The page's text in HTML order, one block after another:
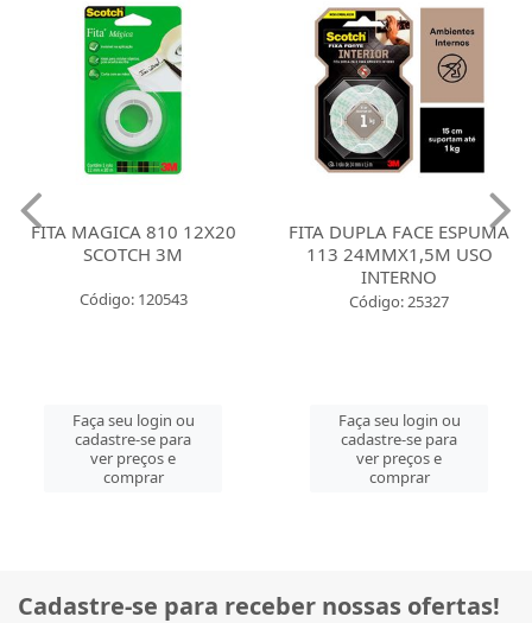
FITA MAGICA 810 12X20
SCOTCH 3M
Código: 120543
Faça seu login ou
cadastre-se para
ver preços e
comprar
FITA DUPLA FACE ESPUMA
113 24MMX1,5M USO
INTERNO
Código: 25327
Faça seu login ou
cadastre-se para
ver preços e
comprar
Cadastre-se para receber nossas ofertas!